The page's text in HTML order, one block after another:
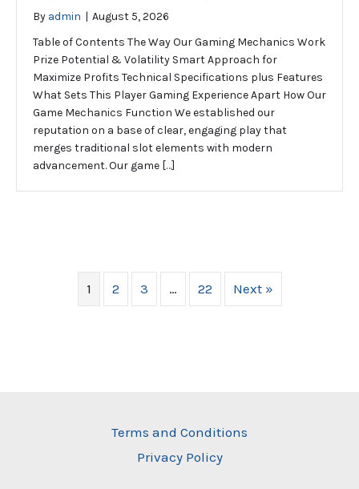
By admin | August 5, 2026
Table of Contents The Way Our Gaming Mechanics Work
Prize Potential & Volatility Smart Approach for
Maximize Profits Technical Specifications plus Features
What Sets This Player Gaming Experience Apart How Our
Game Mechanics Function We established our
reputation on a base of clear, engaging play that
merges traditional slot elements with modern
advancement. Our game […]
1 2 3 … 22 Next »
Terms and Conditions
Privacy Policy